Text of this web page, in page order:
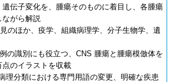
伝子変化を、腫瘍そのものに着目し、各腫瘍
ながら解説
のほか、疫学、組織病理学、分子生物学、遺
の識別にも役立つ、CNS 腫瘍と腫瘍模倣体を
のイラストを収載
理分類における専門用語の変更、明確な疾患